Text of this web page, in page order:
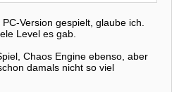
Version gespielt, glaube ich.
Level es gab.
Chaos Engine ebenso, aber
damals nicht so viel